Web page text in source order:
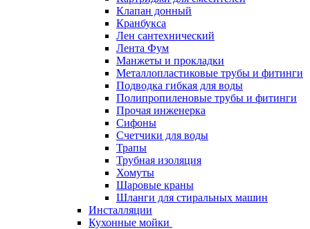
Клапан донный
Кранбукса
Лен сантехнический
Лента Фум
Манжеты и прокладки
Металлопластиковые трубы и фитинги
Подводка гибкая для воды
Полипропиленовые трубы и фитинги
Прочая инженерка
Сифоны
Счетчики для воды
Трапы
Трубная изоляция
Хомуты
Шаровые краны
Шланги для стиральных машин
Инсталляции
Кухонные мойки